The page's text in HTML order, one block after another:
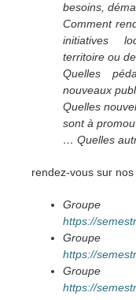
besoins,
Comment
initiatives
territoire ou
Quelles
nouveaux
Quelles
sont à
… Quelles
rendez-vous sur nos
Groupe
https://
https://
https://